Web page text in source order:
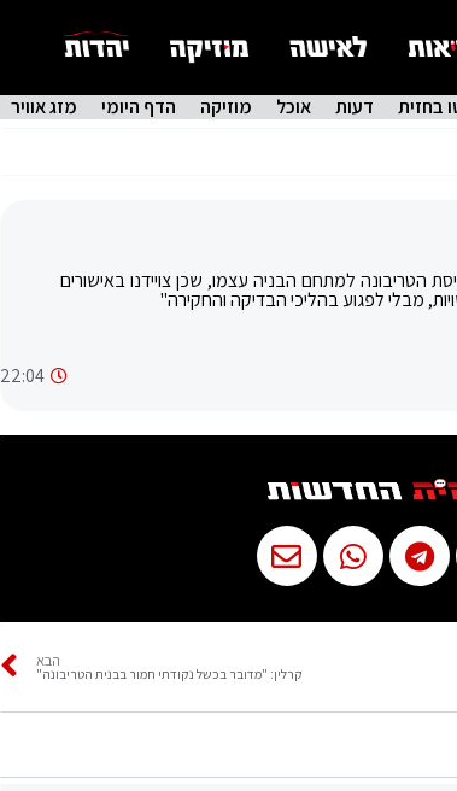
בחזית דעות אוכל מוזיקה הדף היומי מזג אוויר
הטריבונה למתחם הבניה עצמו, שכן צויידנו באישורים
מבלי לפגוע בהליכי הבדיקה והחקירה"
22:04
הבא
קרלין: "מדובר בכשל נקודתי חמור בבנית הטריבונה"